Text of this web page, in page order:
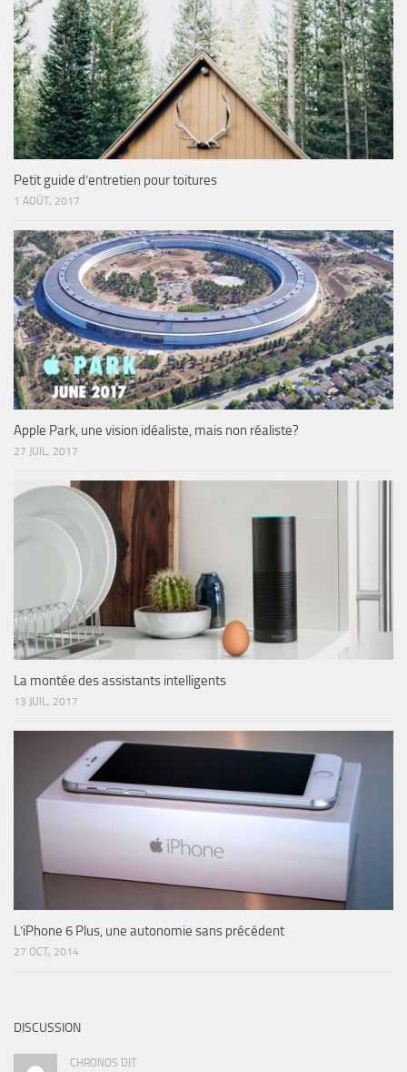
Petit guide d’entretien pour toitures
1 AOÛT, 2017
Apple Park, une vision idéaliste, mais non réaliste?
27 JUIL, 2017
La montée des assistants intelligents
13 JUIL, 2017
L’iPhone 6 Plus, une autonomie sans précédent
27 OCT, 2014
DISCUSSION
CHRONOS DIT